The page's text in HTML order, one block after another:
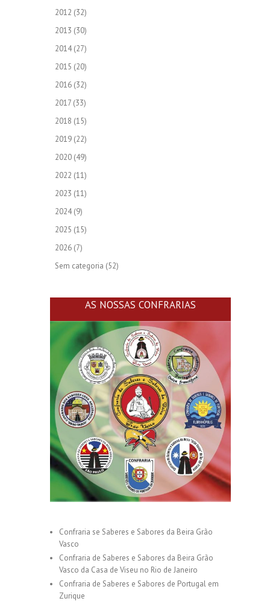
2012 (32)
2013 (30)
2014(27)
2015 (20)
2016 (32)
2017 (33)
2018 (15)
2019 (22)
2020 (49)
2022 (11)
2023 (11)
2024(9)
2025 (15)
2026 (7)
Sem categoria (52)
AS NOSSAS CONFRARIAS
Confraria se Saberes e Sabores da Beira Grão
Vasco
Confraria de Saberes e Sabores da Beira Grão
Vasco da Casa de Viseu no Rio de Janeiro
Confraria de Saberes e Sabores de Portugal em
Zurique